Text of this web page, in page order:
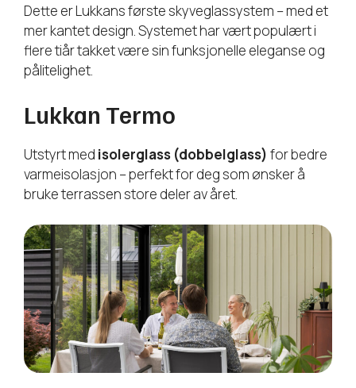
Dette er Lukkans første skyveglassystem – med et
mer kantet design. Systemet har vært populært i
flere tiår takket være sin funksjonelle eleganse og
pålitelighet.
Lukkan Termo
Utstyrt med isolerglass (dobbelglass) for bedre
varmeisolasjon – perfekt for deg som ønsker å
bruke terrassen store deler av året.